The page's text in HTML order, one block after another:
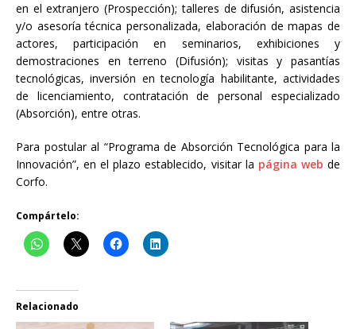
en el extranjero (Prospección); talleres de difusión, asistencia
y/o asesoría técnica personalizada, elaboración de mapas de
actores, participación en seminarios, exhibiciones y
demostraciones en terreno (Difusión); visitas y pasantías
tecnológicas, inversión en tecnología habilitante, actividades
de licenciamiento, contratación de personal especializado
(Absorción), entre otras.
Para postular al “Programa de Absorción Tecnológica para la
Innovación”, en el plazo establecido, visitar la página web de
Corfo.
Compártelo:
Relacionado